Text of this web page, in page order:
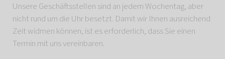
Unsere Geschäftsstellen sind an jedem Wochentag, aber
nicht rund um die Uhr besetzt. Damit wir Ihnen ausreichend
Zeit widmen können, ist es erforderlich, dass Sie einen
Termin mit uns vereinbaren.